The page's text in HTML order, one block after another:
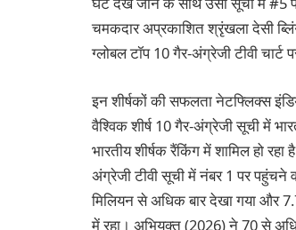
चमकदार अप्रकाशित श्रृंखला देसी
ग्लोबल टॉप 10 गैर-अंग्रेजी टीवी चार्ट
इन शीर्षकों की सफलता नेटफ्लिक्स
वैश्विक शीर्ष 10 गैर-अंग्रेजी सूची में
भारतीय शीर्षक रैंकिंग में शामिल हो
अंग्रेजी टीवी सूची में नंबर 1 पर पहुंचने
मिलियन से अधिक बार देखा गया और
में रहा। अभियुक्त (2026) ने 70 से